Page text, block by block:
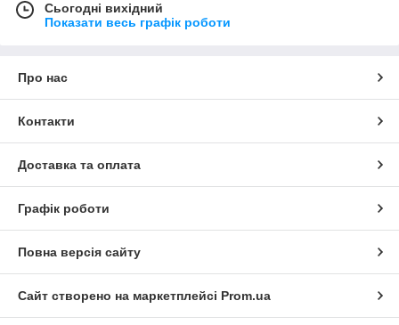
Сьогодні вихідний
Показати весь графік роботи
Про нас
Контакти
Доставка та оплата
Графік роботи
Повна версія сайту
Сайт створено на маркетплейсі Prom.ua